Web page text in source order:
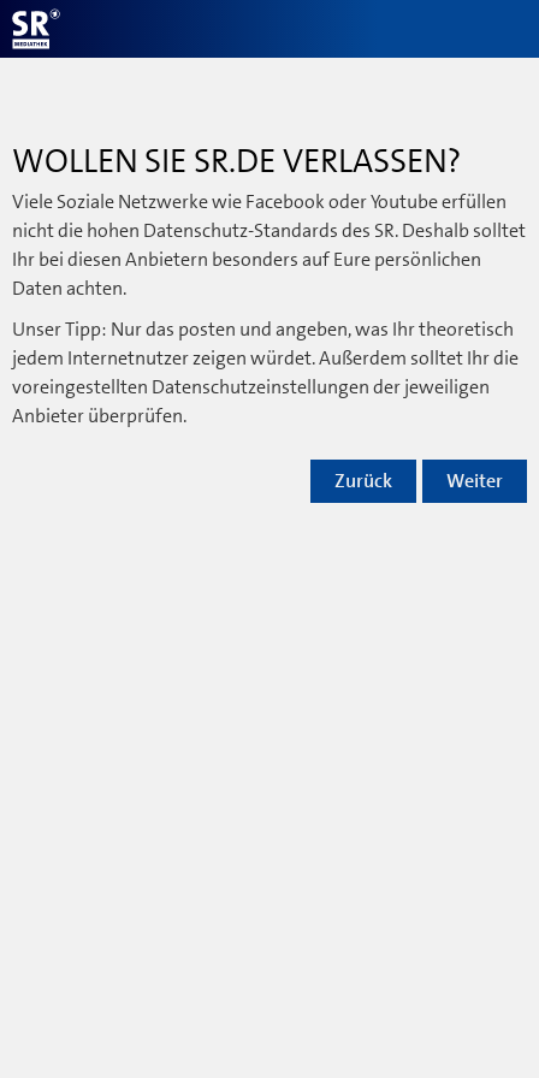
WOLLEN SIE SR.DE VERLASSEN?
Viele Soziale Netzwerke wie Facebook oder Youtube erfüllen
nicht die hohen Datenschutz-Standards des SR. Deshalb solltet
Ihr bei diesen Anbietern besonders auf Eure persönlichen
Daten achten.
Unser Tipp: Nur das posten und angeben, was Ihr theoretisch
jedem Internetnutzer zeigen würdet. Außerdem solltet Ihr die
voreingestellten Datenschutzeinstellungen der jeweiligen
Anbieter überprüfen.
Weiter
Zurück